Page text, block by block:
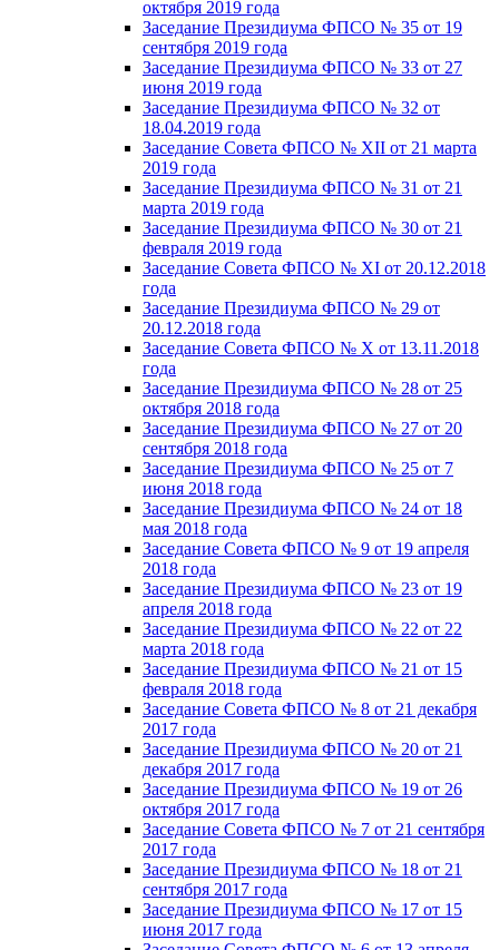
октября 2019 года
Заседание Президиума ФПСО № 35 от 19
сентября 2019 года
Заседание Президиума ФПСО № 33 от 27
июня 2019 года
Заседание Президиума ФПСО № 32 от
18.04.2019 года
Заседание Совета ФПСО № XII от 21 марта
2019 года
Заседание Президиума ФПСО № 31 от 21
марта 2019 года
Заседание Президиума ФПСО № 30 от 21
февраля 2019 года
Заседание Совета ФПСО № XI от 20.12.2018
года
Заседание Президиума ФПСО № 29 от
20.12.2018 года
Заседание Совета ФПСО № X от 13.11.2018
года
Заседание Президиума ФПСО № 28 от 25
октября 2018 года
Заседание Президиума ФПСО № 27 от 20
сентября 2018 года
Заседание Президиума ФПСО № 25 от 7
июня 2018 года
Заседание Президиума ФПСО № 24 от 18
мая 2018 года
Заседание Совета ФПСО № 9 от 19 апреля
2018 года
Заседание Президиума ФПСО № 23 от 19
апреля 2018 года
Заседание Президиума ФПСО № 22 от 22
марта 2018 года
Заседание Президиума ФПСО № 21 от 15
февраля 2018 года
Заседание Совета ФПСО № 8 от 21 декабря
2017 года
Заседание Президиума ФПСО № 20 от 21
декабря 2017 года
Заседание Президиума ФПСО № 19 от 26
октября 2017 года
Заседание Совета ФПСО № 7 от 21 сентября
2017 года
Заседание Президиума ФПСО № 18 от 21
сентября 2017 года
Заседание Президиума ФПСО № 17 от 15
июня 2017 года